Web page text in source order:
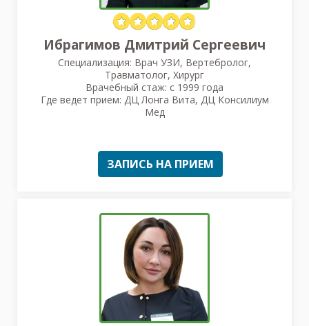
Ибрагимов Дмитрий Сергеевич
Специализация: Врач УЗИ, Вертебролог,
Травматолог, Хирург
Врачебный стаж: с 1999 года
Где ведет прием: ДЦ Лонга Вита, ДЦ Консилиум
Мед
ЗАПИСЬ НА ПРИЕМ